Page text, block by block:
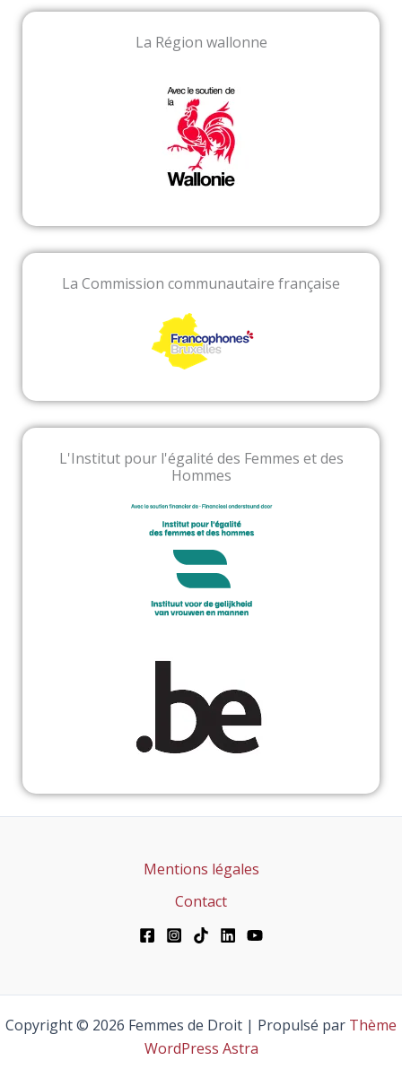
La Région wallonne
La Commission communautaire française
L'Institut pour l'égalité des Femmes et des
Hommes
Mentions légales
Contact
Copyright © 2026 Femmes de Droit | Propulsé par Thème
WordPress Astra